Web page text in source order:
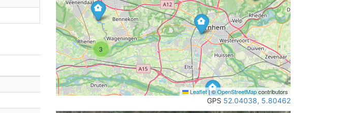
3
Leaflet |©OpenStreetMapcontributors
GPS 52.04038, 5.80462